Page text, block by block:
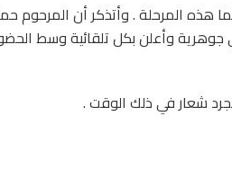
هذه المرحلة . وأتذكر أن المرحوم
وأعلن بكل تلقائية وسط
شعار في ذلك الوقت .